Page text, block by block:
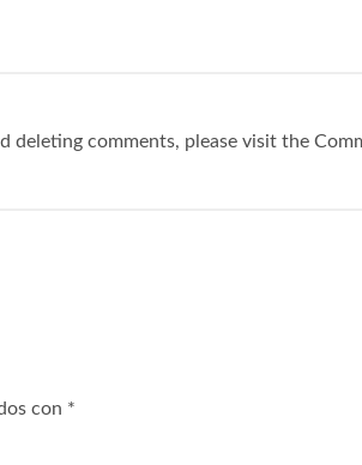
deleting comments, please visit the
con *